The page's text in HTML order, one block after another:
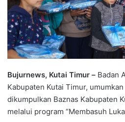
Bujurnews, Kutai Timur – Badan
Kabupaten Kutai Timur,
dikumpulkan Baznas Kabupaten
melalui program “Membasuh